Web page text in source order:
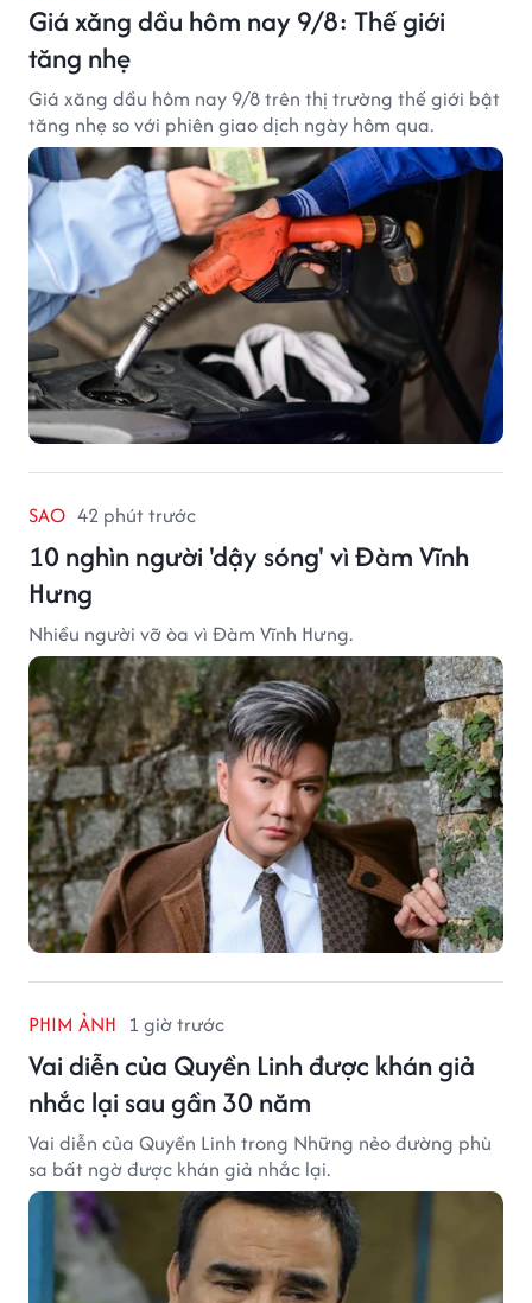
Giá xăng dầu hôm nay 9/8: Thế giới
tăng nhẹ
Giá xăng dầu hôm nay 9/8 trên thị trường thế giới bật
tăng nhẹ so với phiên giao dịch ngày hôm qua.
SAO 42 phút trước
10 nghìn người 'dậy sóng' vì Đàm Vĩnh
Hưng
Nhiều người vỡ òa vì Đàm Vĩnh Hưng.
PHIM ẢNH 1 giờ trước
Vai diễn của Quyền Linh được khán giả
nhắc lại sau gần 30 năm
Vai diễn của Quyền Linh trong Những nẻo đường phù
sa bất ngờ được khán giả nhắc lại.